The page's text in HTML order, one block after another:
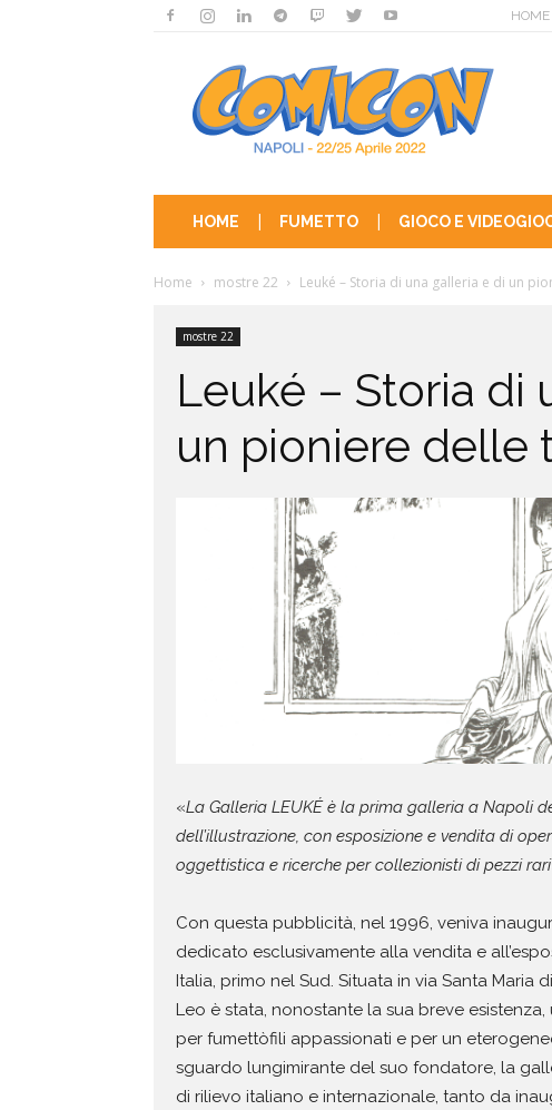
HOME
COMICON
HOME | FUMETTO | GIOCO E
Home mostre 22 Leuké – Storia di una galleria e di un
mostre 22
Leuké – Storia di
un pioniere delle
«La Galleria LEUKÉ è la prima galleria a Napoli
dell’illustrazione, con esposizione e vendita di
oggettistica e ricerche per collezionisti di pezzi rari
Con questa pubblicità, nel 1996, veniva
dedicato esclusivamente alla vendita e
Italia, primo nel Sud. Situata in via Santa Maria
Leo è stata, nonostante la sua breve
per fumettòfili appassionati e per un
sguardo lungimirante del suo fondatore, la
di rilievo italiano e internazionale, tanto da